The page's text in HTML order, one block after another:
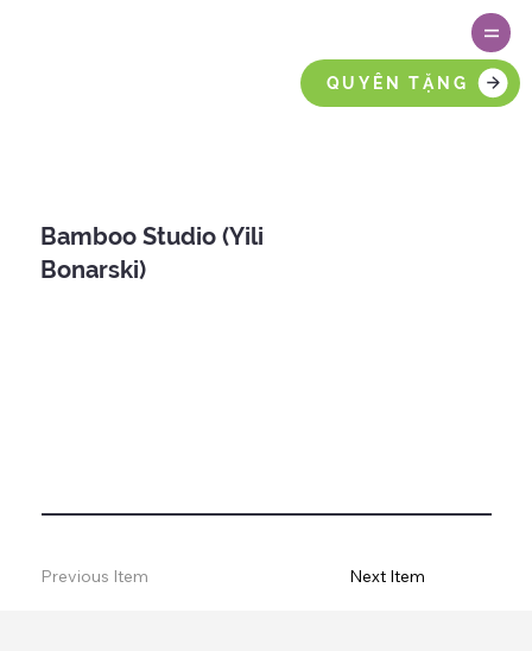
QUYÊN TẶNG
Bamboo Studio (Yili
Bonarski)
Previous Item Next Item